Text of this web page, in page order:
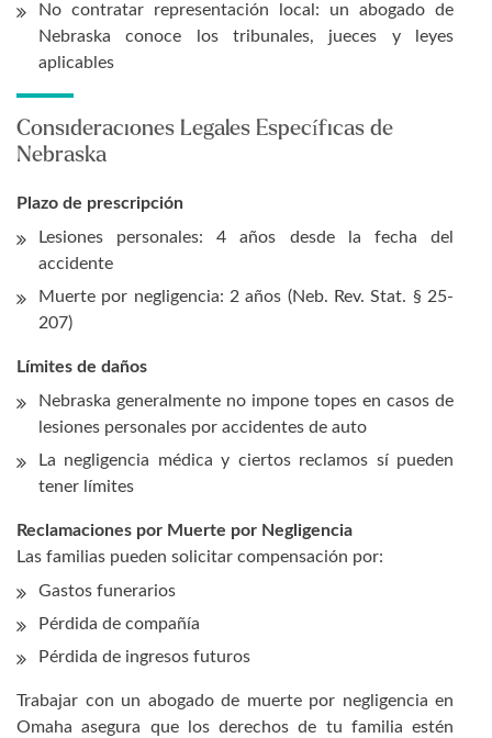
No contratar representación local: un abogado de
Nebraska conoce los tribunales, jueces y leyes
aplicables
Consideraciones Legales Específicas de
Nebraska
Plazo de prescripción
Lesiones personales: 4 años desde la fecha del
accidente
Muerte por negligencia: 2 años (Neb. Rev. Stat. § 25-
207)
Límites de daños
Nebraska generalmente no impone topes en casos de
lesiones personales por accidentes de auto
La negligencia médica y ciertos reclamos sí pueden
tener límites
Reclamaciones por Muerte por Negligencia
Las familias pueden solicitar compensación por:
Gastos funerarios
Pérdida de compañía
Pérdida de ingresos futuros
Trabajar con un abogado de muerte por negligencia en
Omaha asegura que los derechos de tu familia estén